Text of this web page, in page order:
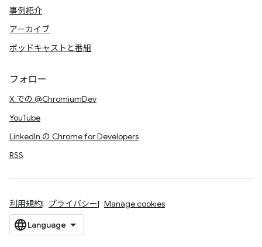
事例紹介
アーカイブ
ポッドキャストと番組
フォロー
X での @ChromiumDev
YouTube
LinkedIn の Chrome for Developers
RSS
利用規約 プライバシー Manage cookies